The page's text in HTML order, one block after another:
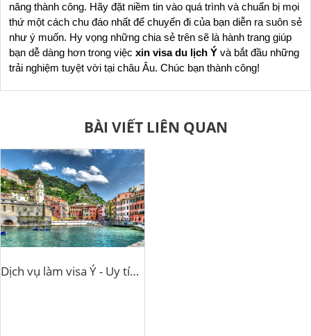
năng thành công. Hãy đặt niềm tin vào quá trình và chuẩn bị mọi
thứ một cách chu đáo nhất để chuyến đi của bạn diễn ra suôn sẻ
như ý muốn. Hy vọng những chia sẻ trên sẽ là hành trang giúp
bạn dễ dàng hơn trong việc xin visa du lịch Ý và bắt đầu những
trải nghiệm tuyệt vời tại châu Âu. Chúc bạn thành công!
BÀI VIẾT LIÊN QUAN
Dịch vụ làm visa Ý - Uy tín chuyên nghiệp tại TPHCM